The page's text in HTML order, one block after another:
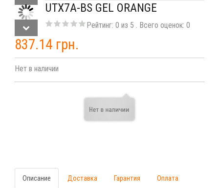
UTX7A-BS GEL ORANGE
Рейтинг:0 из 5 . Всего оценок:0
837.14 грн.
Нет в наличии
Описание Доставка Гарантия Оплата